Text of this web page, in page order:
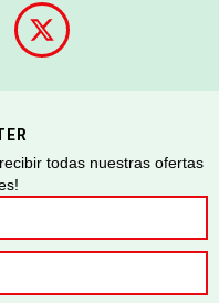
todas nuestras ofertas